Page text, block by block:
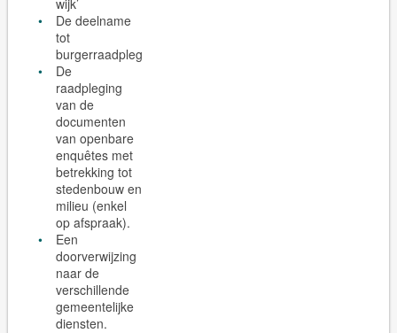
De deelname
tot
burgerraadplegingen
De
raadpleging
van de
documenten
van openbare
enquêtes met
betrekking tot
stedenbouw en
milieu (enkel
op afspraak).
Een
doorverwijzing
naar de
verschillende
gemeentelijke
diensten.